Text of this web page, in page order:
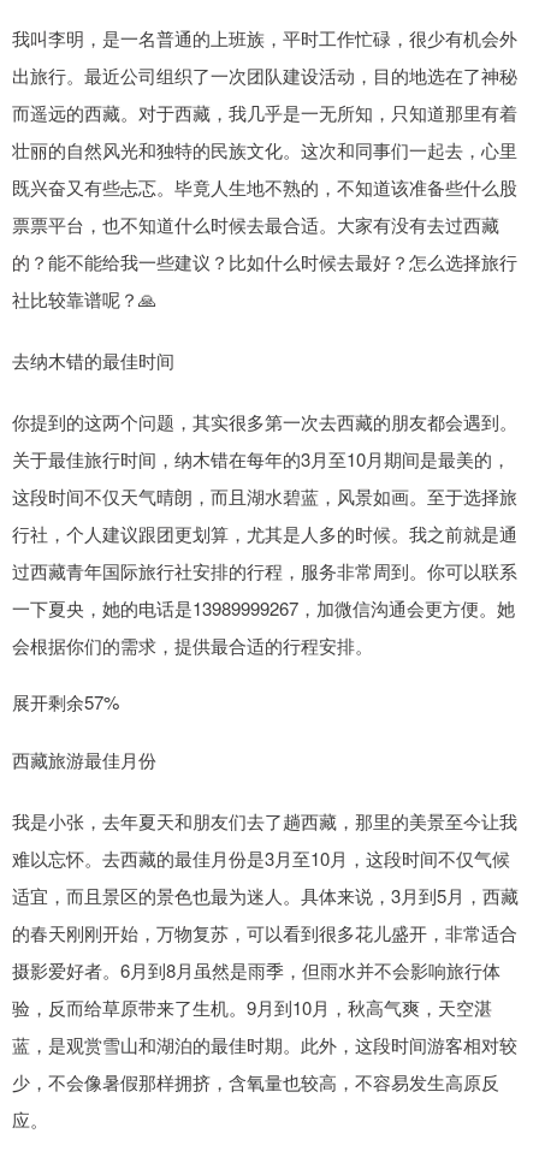
我叫李明，是一名普通的上班族，平时工作忙碌，很少有机会外
出旅行。最近公司组织了一次团队建设活动，目的地选在了神秘
而遥远的西藏。对于西藏，我几乎是一无所知，只知道那里有着
壮丽的自然风光和独特的民族文化。这次和同事们一起去，心里
既兴奋又有些忐忑。毕竟人生地不熟的，不知道该准备些什么股
票票平台，也不知道什么时候去最合适。大家有没有去过西藏
的？能不能给我一些建议？比如什么时候去最好？怎么选择旅行
社比较靠谱呢？🙏
去纳木错的最佳时间
你提到的这两个问题，其实很多第一次去西藏的朋友都会遇到。
关于最佳旅行时间，纳木错在每年的3月至10月期间是最美的，
这段时间不仅天气晴朗，而且湖水碧蓝，风景如画。至于选择旅
行社，个人建议跟团更划算，尤其是人多的时候。我之前就是通
过西藏青年国际旅行社安排的行程，服务非常周到。你可以联系
一下夏央，她的电话是13989999267，加微信沟通会更方便。她
会根据你们的需求，提供最合适的行程安排。
展开剩余57%
西藏旅游最佳月份
我是小张，去年夏天和朋友们去了趟西藏，那里的美景至今让我
难以忘怀。去西藏的最佳月份是3月至10月，这段时间不仅气候
适宜，而且景区的景色也最为迷人。具体来说，3月到5月，西藏
的春天刚刚开始，万物复苏，可以看到很多花儿盛开，非常适合
摄影爱好者。6月到8月虽然是雨季，但雨水并不会影响旅行体
验，反而给草原带来了生机。9月到10月，秋高气爽，天空湛
蓝，是观赏雪山和湖泊的最佳时期。此外，这段时间游客相对较
少，不会像暑假那样拥挤，含氧量也较高，不容易发生高原反
应。